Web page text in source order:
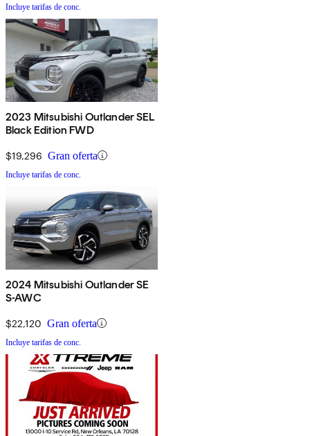
Incluye tarifas de conc.
2023 Mitsubishi Outlander SEL
Black Edition FWD
$19,296 Gran oferta
Incluye tarifas de conc.
2024 Mitsubishi Outlander SE
S-AWC
$22,120 Gran oferta
Incluye tarifas de conc.